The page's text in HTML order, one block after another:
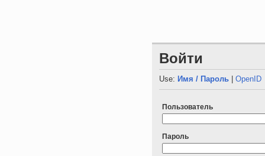
Войти
Use: Имя / Пароль |OpenID
Пользователь
Пароль